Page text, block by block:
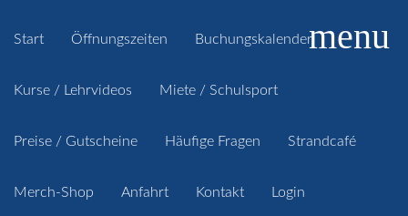
Start Öffnungszeiten Buchungskalender
Kurse / Lehrvideos Miete / Schulsport
Preise / Gutscheine Häufige Fragen Strandcafé
Merch-Shop Anfahrt Kontakt Login
menu